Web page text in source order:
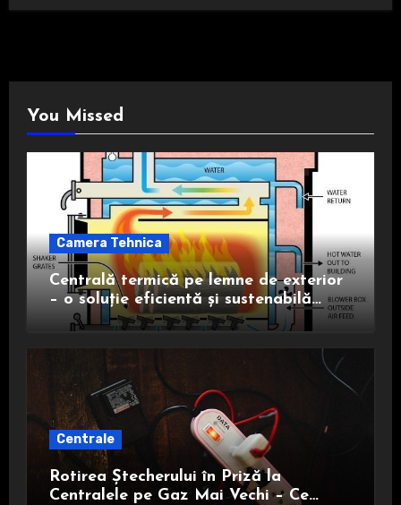
You Missed
Camera Tehnica
Centrală termică pe lemne de exterior
– o soluție eficientă și sustenabilă
pentru încălzire
Centrale
Rotirea Ștecherului în Priză la
Centralele pe Gaz Mai Vechi – Ce